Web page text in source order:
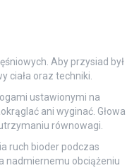
Aby przysiad był
ciała oraz techniki.
ustawionymi na
ani wyginać. Głowa
równowagi.
ruch bioder podczas
nadmiernemu obciążeniu